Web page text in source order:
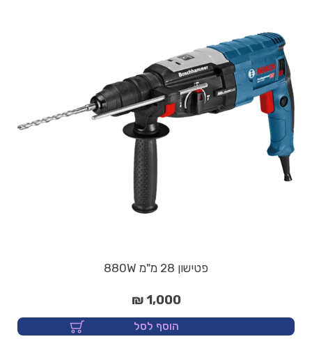
פטישון 28 מ"מ 880W
1,000 ₪
הוסף לסל